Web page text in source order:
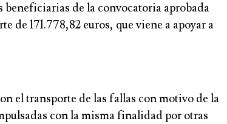
beneficiarias de la convocatoria aprobada
de 171.778,82 euros, que viene a apoyar a
el transporte de las fallas con motivo de la
con la misma finalidad por otras